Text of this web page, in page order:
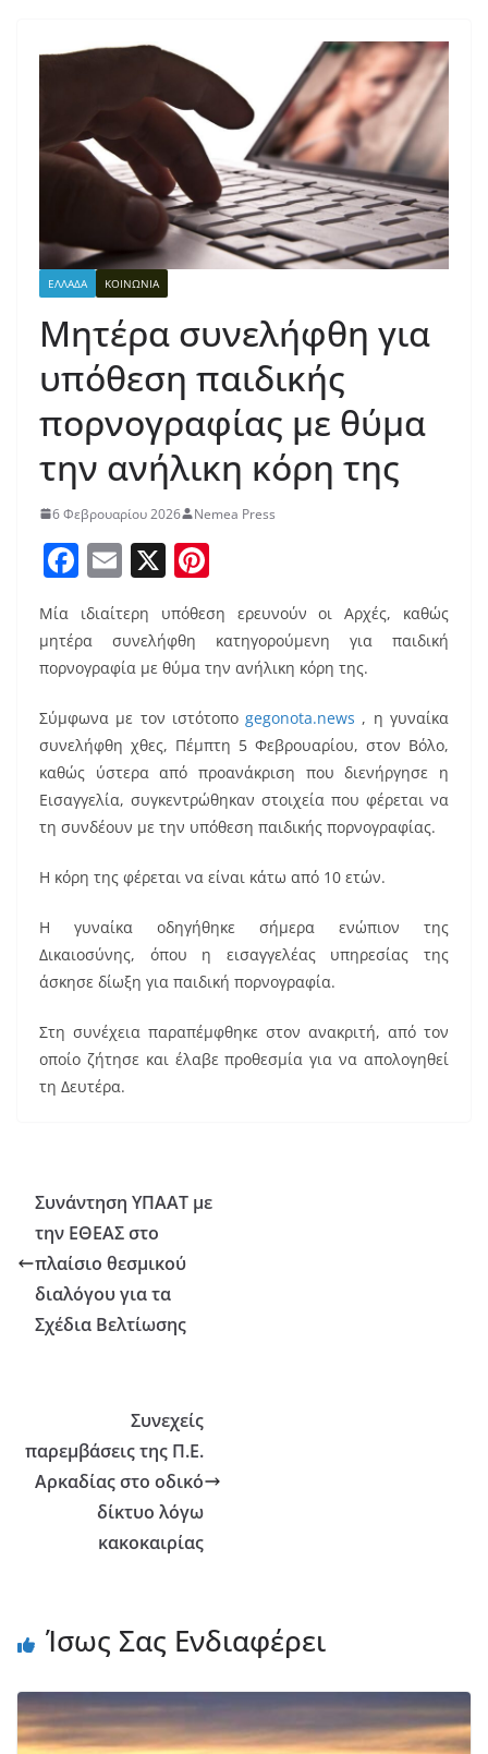
ΕΛΛΑΔΑ ΚΟΙΝΩΝΙΑ
Μητέρα συνελήφθη για
υπόθεση παιδικής
πορνογραφίας με θύμα
την ανήλικη κόρη της
6 Φεβρουαρίου 2026 Nemea Press
F
a
c
e
o
o
k
E
ai
l
X
er
e
Μία ιδιαίτερη υπόθεση ερευνούν οι Αρχές, καθώς
μητέρα συνελήφθη κατηγορούμενη για παιδική
πορνογραφία με θύμα την ανήλικη κόρη της.
Σύμφωνα με τον ιστότοποgegonota.news , η γυναίκα
συνελήφθη χθες, Πέμπτη 5 Φεβρουαρίου, στον Βόλο,
καθώς ύστερα από προανάκριση που διενήργησε η
Εισαγγελία, συγκεντρώθηκαν στοιχεία που φέρεται να
τη συνδέουν με την υπόθεση παιδικής πορνογραφίας.
Η κόρη της φέρεται να είναι κάτω από 10 ετών.
Η γυναίκα οδηγήθηκε σήμερα ενώπιον της
Δικαιοσύνης, όπου η εισαγγελέας υπηρεσίας της
άσκησε δίωξη για παιδική πορνογραφία.
Στη συνέχεια παραπέμφθηκε στον ανακριτή, από τον
οποίο ζήτησε και έλαβε προθεσμία για να απολογηθεί
τη Δευτέρα.
Συνάντηση ΥΠΑΑΤ με
την ΕΘΕΑΣ στο
πλαίσιο θεσμικού
διαλόγου για τα
Σχέδια Βελτίωσης
Συνεχείς
παρεμβάσεις της Π.Ε.
Αρκαδίας στο οδικό
δίκτυο λόγω
κακοκαιρίας
Ίσως Σας Ενδιαφέρει